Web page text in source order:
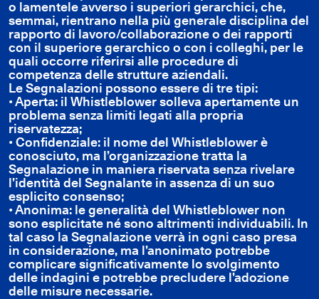
o lamentele avverso i superiori gerarchici, che,
semmai, rientrano nella più generale disciplina del
rapporto di lavoro/collaborazione o dei rapporti
con il superiore gerarchico o con i colleghi, per le
quali occorre riferirsi alle procedure di
competenza delle strutture aziendali.
Le Segnalazioni possono essere di tre tipi:
• Aperta: il Whistleblower solleva apertamente un
problema senza limiti legati alla propria
riservatezza;
• Confidenziale: il nome del Whistleblower è
conosciuto, ma l’organizzazione tratta la
Segnalazione in maniera riservata senza rivelare
l’identità del Segnalante in assenza di un suo
esplicito consenso;
• Anonima: le generalità del Whistleblower non
sono esplicitate né sono altrimenti individuabili. In
tal caso la Segnalazione verrà in ogni caso presa
in considerazione, ma l’anonimato potrebbe
complicare significativamente lo svolgimento
delle indagini e potrebbe precludere l’adozione
delle misure necessarie.